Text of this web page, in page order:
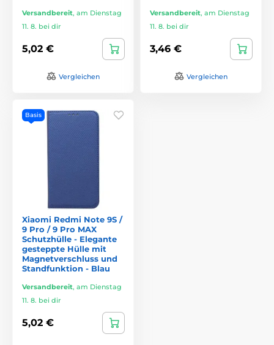
Versandbereit, am Dienstag
11. 8. bei dir
5,02 €
Vergleichen
Versandbereit, am Dienstag
11. 8. bei dir
3,46 €
Vergleichen
Basis
Xiaomi Redmi Note 9S /
9 Pro / 9 Pro MAX
Schutzhülle - Elegante
gesteppte Hülle mit
Magnetverschluss und
Standfunktion - Blau
Versandbereit, am Dienstag
11. 8. bei dir
5,02 €